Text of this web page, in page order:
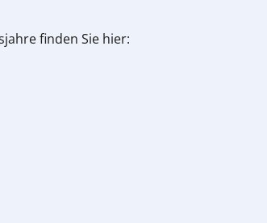
finden Sie hier: